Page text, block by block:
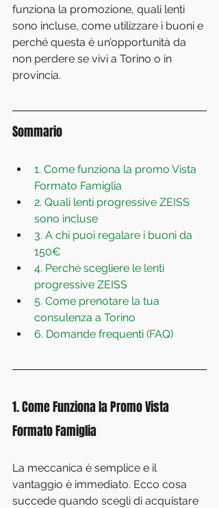
funziona la promozione, quali lenti
sono incluse, come utilizzare i buoni e
perché questa è un’opportunità da
non perdere se vivi a Torino o in
provincia.
Sommario
1. Come funziona la promo Vista
Formato Famiglia
2. Quali lenti progressive ZEISS
sono incluse
3. A chi puoi regalare i buoni da
150€
4. Perché scegliere le lenti
progressive ZEISS
5. Come prenotare la tua
consulenza a Torino
6. Domande frequenti (FAQ)
1. Come Funziona la Promo Vista
Formato Famiglia
La meccanica è semplice e il
vantaggio è immediato. Ecco cosa
succede quando scegli di acquistare